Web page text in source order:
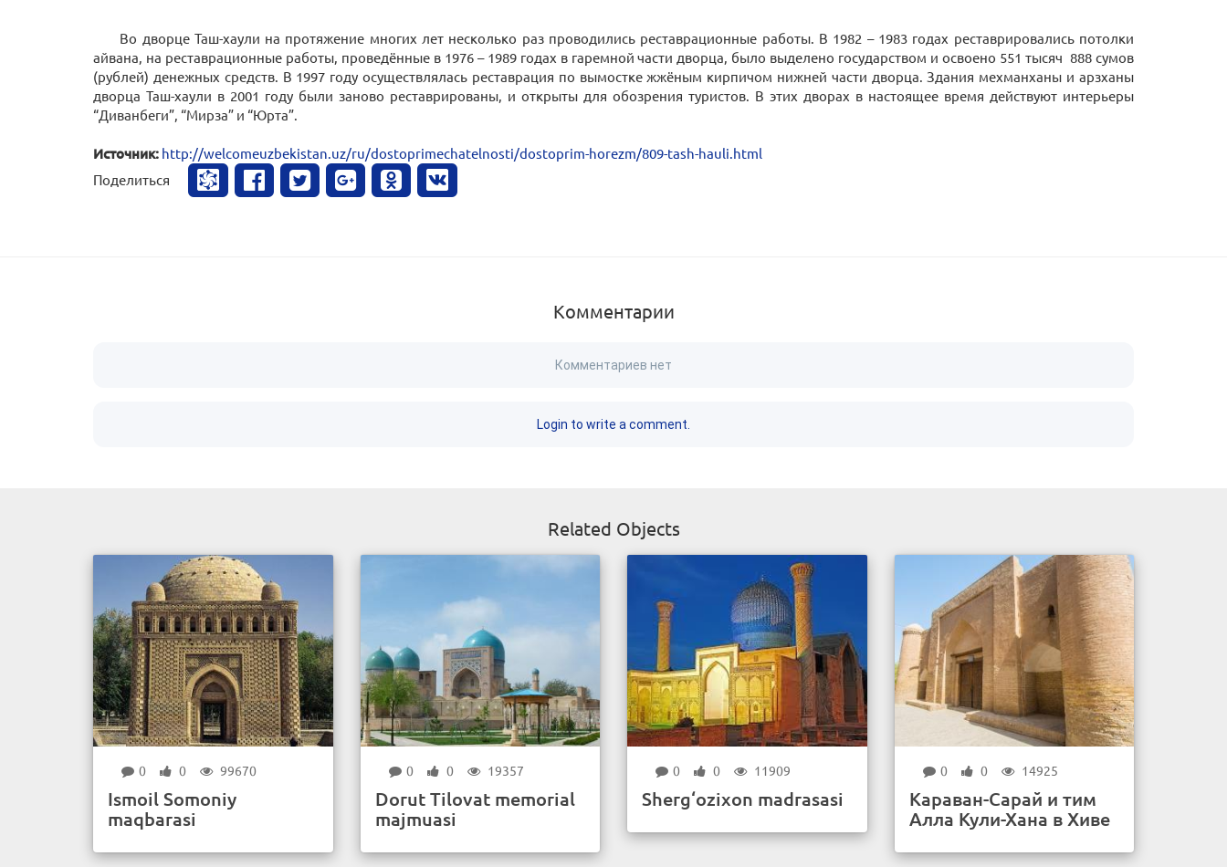
Во дворце Таш-хаули на протяжение многих лет несколько раз проводились реставрационные работы. В 1982 – 1983 годах реставрировались потолки
айвана, на реставрационные работы, проведённые в 1976 – 1989 годах в гаремной части дворца, было выделено государством и освоено 551 тысяч 888 сумов
(рублей) денежных средств. В 1997 году осуществлялась реставрация по вымостке жжёным кирпичом нижней части дворца. Здания мехманханы и арзханы
дворца Таш-хаули в 2001 году были заново реставрированы, и открыты для обозрения туристов. В этих дворах в настоящее время действуют интерьеры
“Диванбеги”, “Мирза” и “Юрта”.
Источник: http://welcomeuzbekistan.uz/ru/dostoprimechatelnosti/dostoprim-horezm/809-tash-hauli.html
Поделиться
Комментарии
Комментариев нет
Login to write a comment.
Related Objects
0 0 99670
Ismoil Somoniy
maqbarasi
0 0 19357
Dorut Tilovat memorial
majmuasi
0 0 11909
Sherg‘ozixon madrasasi
0 0 14925
Караван-Сарай и тим
Алла Кули-Хана в Хиве